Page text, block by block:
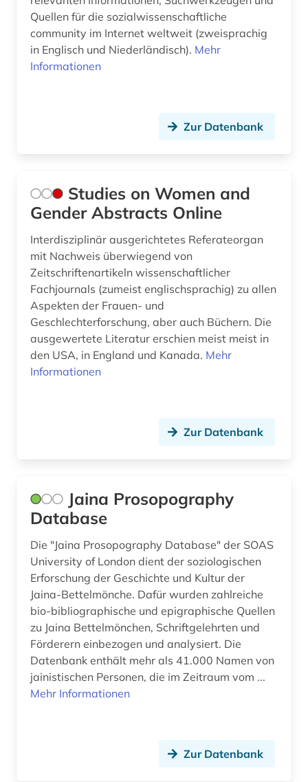
Quellen für die sozialwissenschaftliche
community im Internet weltweit (zweisprachig
in Englisch und Niederländisch). Mehr
Informationen
Zur Datenbank
Studies on Women and
Gender Abstracts Online
Interdisziplinär ausgerichtetes Referateorgan
mit Nachweis überwiegend von
Zeitschriftenartikeln wissenschaftlicher
Fachjournals (zumeist englischsprachig) zu allen
Aspekten der Frauen- und
Geschlechterforschung, aber auch Büchern. Die
ausgewertete Literatur erschien meist meist in
den USA, in England und Kanada. Mehr
Informationen
Zur Datenbank
Jaina Prosopography
Database
Die "Jaina Prosopography Database" der SOAS
University of London dient der soziologischen
Erforschung der Geschichte und Kultur der
Jaina-Bettelmönche. Dafür wurden zahlreiche
bio-bibliographische und epigraphische Quellen
zu Jaina Bettelmönchen, Schriftgelehrten und
Förderern einbezogen und analysiert. Die
Datenbank enthält mehr als 41.000 Namen von
jainistischen Personen, die im Zeitraum vom ...
Mehr Informationen
Zur Datenbank